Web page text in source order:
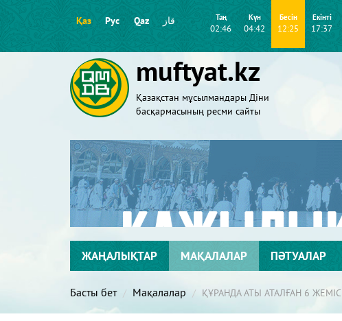
Қаз Рус Qaz قاز Таң
02:46
Күн
04:42
Бесін
12:25
Екінті
17:37
muftyat.kz
Қазақстан мұсылмандары Діни
басқармасының ресми сайты
ЖАҢАЛЫҚТАР МАҚАЛАЛАР ПӘТУАЛАР
Басты бет Мақалалар ҚҰРАНДА АТЫ АТАЛҒАН 6 ЖЕМІС